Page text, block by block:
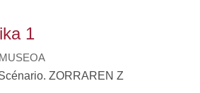
1
ZORRAREN Z